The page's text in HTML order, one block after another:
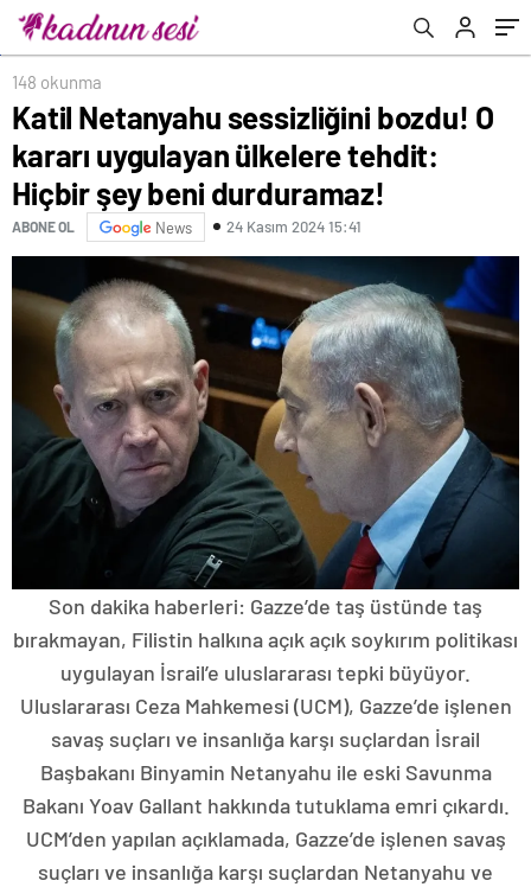
durduramaz!
148 okunma
Katil Netanyahu sessizliğini bozdu! O
kararı uygulayan ülkelere tehdit:
Hiçbir şey beni durduramaz!
ABONE OL News 24 Kasım 2024 15:41
Son dakika haberleri: Gazze’de taş üstünde taş
bırakmayan, Filistin halkına açık açık soykırım politikası
uygulayan İsrail’e uluslararası tepki büyüyor.
Uluslararası Ceza Mahkemesi (UCM), Gazze’de işlenen
savaş suçları ve insanlığa karşı suçlardan İsrail
Başbakanı Binyamin Netanyahu ile eski Savunma
Bakanı Yoav Gallant hakkında tutuklama emri çıkardı.
UCM’den yapılan açıklamada, Gazze’de işlenen savaş
suçları ve insanlığa karşı suçlardan Netanyahu ve